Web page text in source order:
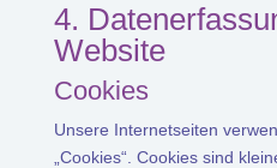
4.
Website
Cookies
Unsere Internetseiten
„Cookies“. Cookies sind